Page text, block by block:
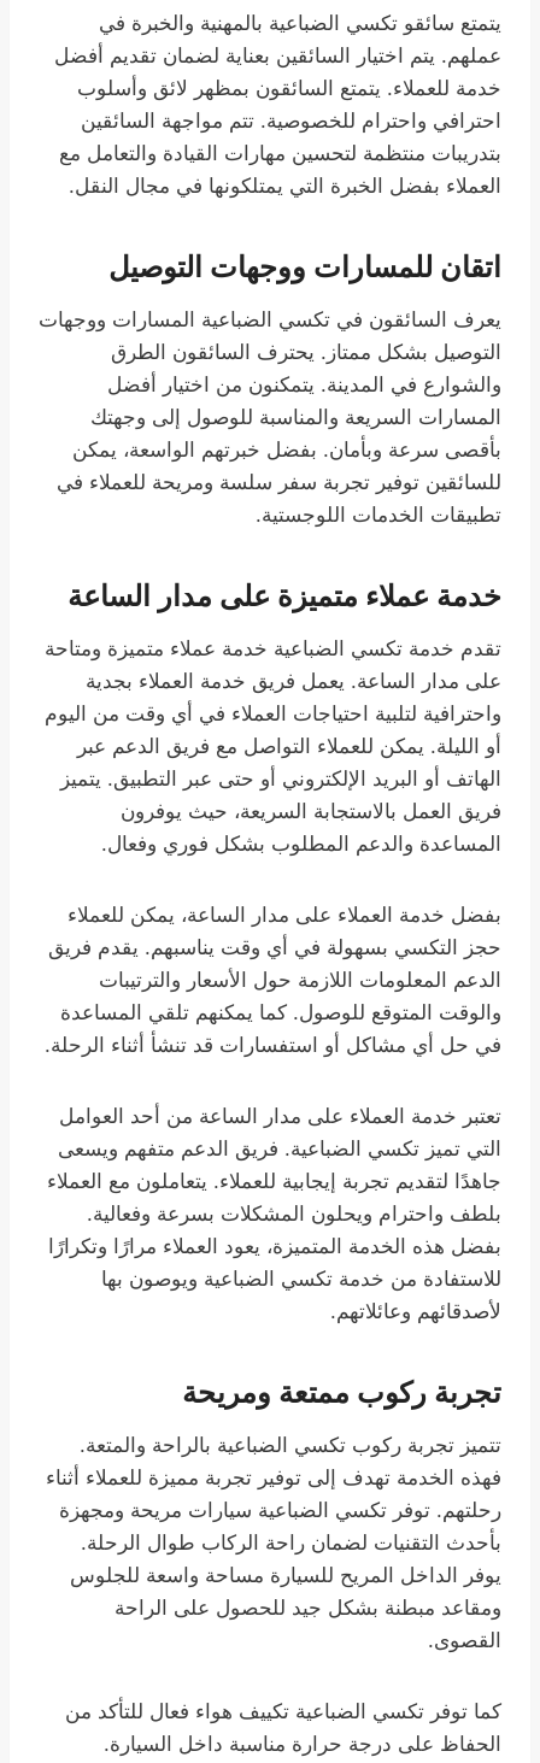
يتمتع سائقو تكسي الضباعية بالمهنية والخبرة في
عملهم. يتم اختيار السائقين بعناية لضمان تقديم أفضل
خدمة للعملاء. يتمتع السائقون بمظهر لائق وأسلوب
احترافي واحترام للخصوصية. تتم مواجهة السائقين
بتدريبات منتظمة لتحسين مهارات القيادة والتعامل مع
العملاء بفضل الخبرة التي يمتلكونها في مجال النقل.
اتقان للمسارات ووجهات التوصيل
يعرف السائقون في تكسي الضباعية المسارات ووجهات
التوصيل بشكل ممتاز. يحترف السائقون الطرق
والشوارع في المدينة. يتمكنون من اختيار أفضل
المسارات السريعة والمناسبة للوصول إلى وجهتك
بأقصى سرعة وبأمان. بفضل خبرتهم الواسعة، يمكن
للسائقين توفير تجربة سفر سلسة ومريحة للعملاء في
تطبيقات الخدمات اللوجستية.
خدمة عملاء متميزة على مدار الساعة
تقدم خدمة تكسي الضباعية خدمة عملاء متميزة ومتاحة
على مدار الساعة. يعمل فريق خدمة العملاء بجدية
واحترافية لتلبية احتياجات العملاء في أي وقت من اليوم
أو الليلة. يمكن للعملاء التواصل مع فريق الدعم عبر
الهاتف أو البريد الإلكتروني أو حتى عبر التطبيق. يتميز
فريق العمل بالاستجابة السريعة، حيث يوفرون
المساعدة والدعم المطلوب بشكل فوري وفعال.
بفضل خدمة العملاء على مدار الساعة، يمكن للعملاء
حجز التكسي بسهولة في أي وقت يناسبهم. يقدم فريق
الدعم المعلومات اللازمة حول الأسعار والترتيبات
والوقت المتوقع للوصول. كما يمكنهم تلقي المساعدة
في حل أي مشاكل أو استفسارات قد تنشأ أثناء الرحلة.
تعتبر خدمة العملاء على مدار الساعة من أحد العوامل
التي تميز تكسي الضباعية. فريق الدعم متفهم ويسعى
جاهدًا لتقديم تجربة إيجابية للعملاء. يتعاملون مع العملاء
بلطف واحترام ويحلون المشكلات بسرعة وفعالية.
بفضل هذه الخدمة المتميزة، يعود العملاء مرارًا وتكرارًا
للاستفادة من خدمة تكسي الضباعية ويوصون بها
لأصدقائهم وعائلاتهم.
تجربة ركوب ممتعة ومريحة
تتميز تجربة ركوب تكسي الضباعية بالراحة والمتعة.
فهذه الخدمة تهدف إلى توفير تجربة مميزة للعملاء أثناء
رحلتهم. توفر تكسي الضباعية سيارات مريحة ومجهزة
بأحدث التقنيات لضمان راحة الركاب طوال الرحلة.
يوفر الداخل المريح للسيارة مساحة واسعة للجلوس
ومقاعد مبطنة بشكل جيد للحصول على الراحة
القصوى.
كما توفر تكسي الضباعية تكييف هواء فعال للتأكد من
الحفاظ على درجة حرارة مناسبة داخل السيارة.